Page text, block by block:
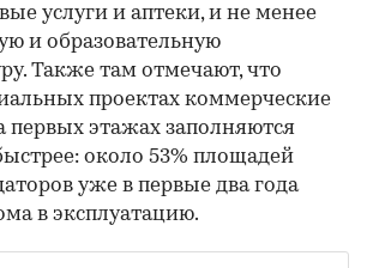
услуги и аптеки, и не менее
и образовательную
Также там отмечают, что
проектах коммерческие
этажах заполняются
около 53% площадей
уже в первые два года
в эксплуатацию.